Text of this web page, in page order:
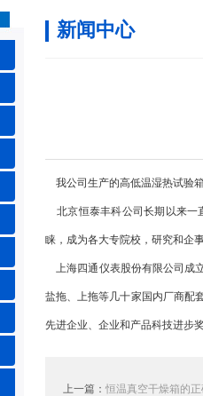
新闻中心
我公司生产的高低温湿热试验
北京恒泰丰科公司长期以来一
睐，成为各大专院校，研究和企
上海四通仪表股份有限公司成
盐拖、上拖等几十家国内厂商配
先进企业、企业和产品科技进步
上一篇： 恒温真空干燥箱的